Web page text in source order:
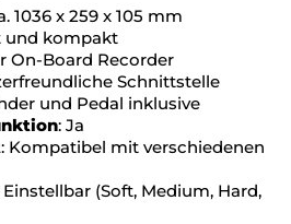
1036 x 259 x 105 mm
und kompakt
On-Board Recorder
Schnittstelle
und Pedal inklusive
: Ja
: Kompatibel mit verschiedenen
Einstellbar (Soft, Medium, Hard,